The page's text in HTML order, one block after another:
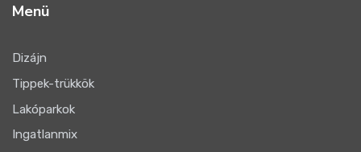
Menü
Dizájn
Tippek-trükkök
Lakóparkok
Ingatlanmix